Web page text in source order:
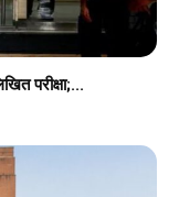
परीक्षा;...